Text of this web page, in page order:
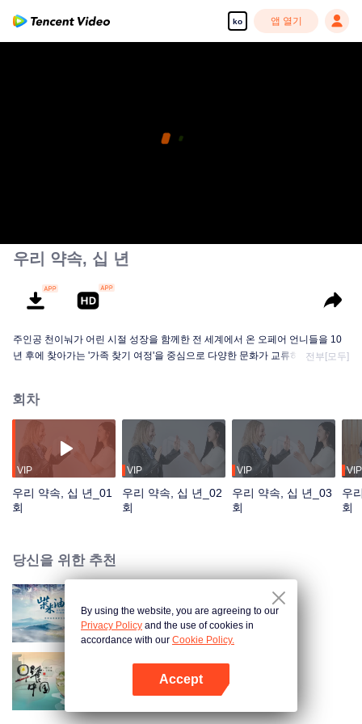
ko 앱 열기
우리 약속, 십 년
주인공 천이눠가 어린 시절 성장을 함께한 전 세계에서 온 오페어 언니들을 10
년 후에 찾아가는 '가족 찾기 여정'을 중심으로 다양한 문화가 교류하며 빚어낸
영향력을 생생하게 보여준다. 가족 같은 정과 우정의 아름다운 추억으로부터 재
회의 감동과 기쁨을 거쳐, 함께 나누는 세대 차이, 이상과 현실의 갈등, 배운 것
을 실천에 옮기는 방법 등 사회적 고민까지... 10여 년에 걸쳐 기록된 소중한 영
상과 재회의 특별한 시간 속에서, 한 개인의 성장과 시대의 발전이 깊이 연결되
어 있음을 선명하게 드러낸다. 한 중국 소녀와 세계 각국의 '양' 언니들 사이에 맺
천이눠와 또 다른 10년 후의 재회를 약속한다. "한 번의 약속이 10년을 이어간
전부[모두]
회차
VIP
우리 약속, 십 년_01
회
VIP
우리 약속, 십 년_02
회
VIP
우리 약속, 십 년_03
회
VIP
우
회
당신을 위한 추천
A Long Cherished Dream
Breakfast in China
By using the website, you are agreeing to our
Privacy Policy and the use of cookies in
accordance with our Cookie Policy.
Accept